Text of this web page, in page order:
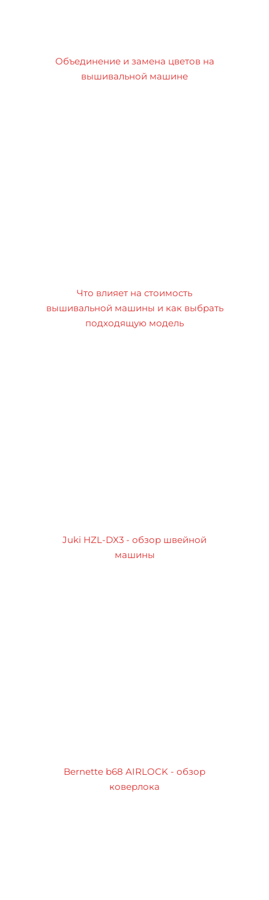
Объединение и замена цветов на
вышивальной машине
Что влияет на стоимость
вышивальной машины и как выбрать
подходящую модель
Juki HZL-DX3 - обзор швейной
машины
Bernette b68 AIRLOCK - обзор
коверлока